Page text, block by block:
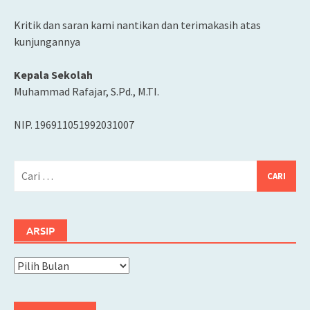
Kritik dan saran kami nantikan dan terimakasih atas
kunjungannya
Kepala Sekolah
Muhammad Rafajar, S.Pd., M.TI.
NIP. 196911051992031007
ARSIP
Arsip